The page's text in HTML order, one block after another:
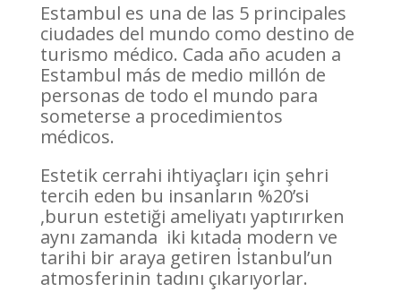
Estambul es una de las 5 principales
ciudades del mundo como destino de
turismo médico. Cada año acuden a
Estambul más de medio millón de
personas de todo el mundo para
someterse a procedimientos
médicos.
Estetik cerrahi ihtiyaçları için şehri
tercih eden bu insanların %20’si
,burun estetiği ameliyatı yaptırırken
aynı zamanda iki kıtada modern ve
tarihi bir araya getiren İstanbul’un
atmosferinin tadını çıkarıyorlar.